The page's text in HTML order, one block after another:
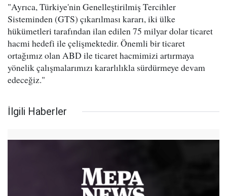
"Ayrıca, Türkiye'nin Genelleştirilmiş Tercihler
Sisteminden (GTS) çıkarılması kararı, iki ülke
hükümetleri tarafından ilan edilen 75 milyar dolar ticaret
hacmi hedefi ile çelişmektedir. Önemli bir ticaret
ortağımız olan ABD ile ticaret hacmimizi artırmaya
yönelik çalışmalarımızı kararlılıkla sürdürmeye devam
edeceğiz."
İlgili Haberler